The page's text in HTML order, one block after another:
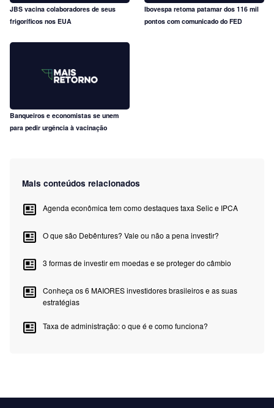
JBS vacina colaboradores de seus
frigoríficos nos EUA
Ibovespa retoma patamar dos 116 mil
pontos com comunicado do FED
Banqueiros e economistas se unem
para pedir urgência à vacinação
Mais conteúdos relacionados
Agenda econômica tem como destaques taxa Selic e IPCA
O que são Debêntures? Vale ou não a pena investir?
3 formas de investir em moedas e se proteger do câmbio
Conheça os 6 MAIORES investidores brasileiros e as suas
estratégias
Taxa de administração: o que é e como funciona?